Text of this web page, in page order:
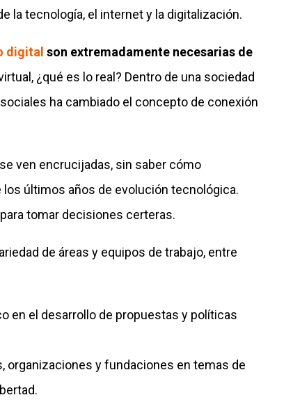
la tecnología, el internet y la digitalización.
digital son extremadamente necesarias de
¿qué es lo real? Dentro de una sociedad
ha cambiado el concepto de conexión
ven encrucijadas, sin saber cómo
últimos años de evolución tecnológica.
tomar decisiones certeras.
de áreas y equipos de trabajo, entre
en el desarrollo de propuestas y políticas
organizaciones y fundaciones en temas de